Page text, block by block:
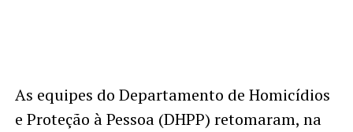
As equipes do Departamento de Homicídios
e Proteção à Pessoa (DHPP) retomaram, na